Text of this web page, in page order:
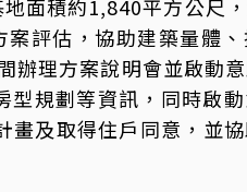
面積約1,840平方公尺
評估，協助建築量體
辦理方案說明會並啟動
規劃等資訊，同時啟
及取得住戶同意，並